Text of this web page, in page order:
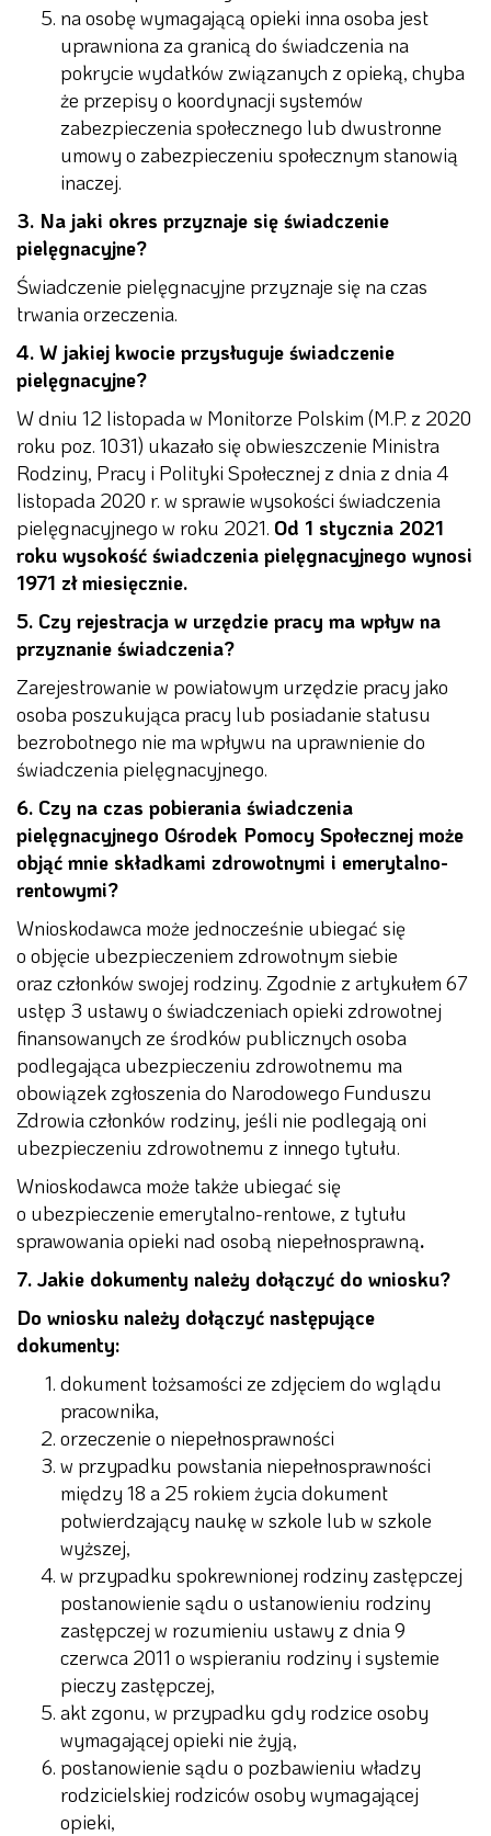
na osobę wymagającą opieki inna osoba jest
uprawniona za granicą do świadczenia na
pokrycie wydatków związanych z opieką, chyba
że przepisy o koordynacji systemów
zabezpieczenia społecznego lub dwustronne
umowy o zabezpieczeniu społecznym stanowią
inaczej.
3. Na jaki okres przyznaje się świadczenie
pielęgnacyjne?
Świadczenie pielęgnacyjne przyznaje się na czas
trwania orzeczenia.
4. W jakiej kwocie przysługuje świadczenie
pielęgnacyjne?
W dniu 12 listopada w Monitorze Polskim (M.P. z 2020
roku poz. 1031) ukazało się obwieszczenie Ministra
Rodziny, Pracy i Polityki Społecznej z dnia z dnia 4
listopada 2020 r. w sprawie wysokości świadczenia
pielęgnacyjnego w roku 2021. Od 1 stycznia 2021
roku wysokość świadczenia pielęgnacyjnego wynosi
1971 zł miesięcznie.
5. Czy rejestracja w urzędzie pracy ma wpływ na
przyznanie świadczenia?
Zarejestrowanie w powiatowym urzędzie pracy jako
osoba poszukująca pracy lub posiadanie statusu
bezrobotnego nie ma wpływu na uprawnienie do
świadczenia pielęgnacyjnego.
6. Czy na czas pobierania świadczenia
pielęgnacyjnego Ośrodek Pomocy Społecznej może
objąć mnie składkami zdrowotnymi i emerytalno-
rentowymi?
Wnioskodawca może jednocześnie ubiegać się
o objęcie ubezpieczeniem zdrowotnym siebie
oraz członków swojej rodziny. Zgodnie z artykułem 67
ustęp 3 ustawy o świadczeniach opieki zdrowotnej
finansowanych ze środków publicznych osoba
podlegająca ubezpieczeniu zdrowotnemu ma
obowiązek zgłoszenia do Narodowego Funduszu
Zdrowia członków rodziny, jeśli nie podlegają oni
ubezpieczeniu zdrowotnemu z innego tytułu.
Wnioskodawca może także ubiegać się
o ubezpieczenie emerytalno-rentowe, z tytułu
sprawowania opieki nad osobą niepełnosprawną.
7. Jakie dokumenty należy dołączyć do wniosku?
Do wniosku należy dołączyć następujące
dokumenty:
dokument tożsamości ze zdjęciem do wglądu
pracownika,
orzeczenie o niepełnosprawności
w przypadku powstania niepełnosprawności
między 18 a 25 rokiem życia dokument
potwierdzający naukę w szkole lub w szkole
wyższej,
w przypadku spokrewnionej rodziny zastępczej
postanowienie sądu o ustanowieniu rodziny
zastępczej w rozumieniu ustawy z dnia 9
czerwca 2011 o wspieraniu rodziny i systemie
pieczy zastępczej,
akt zgonu, w przypadku gdy rodzice osoby
wymagającej opieki nie żyją,
postanowienie sądu o pozbawieniu władzy
rodzicielskiej rodziców osoby wymagającej
opieki,